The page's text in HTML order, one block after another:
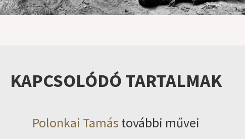
KAPCSOLÓDÓ TARTALMAK
Polonkai Tamás további művei